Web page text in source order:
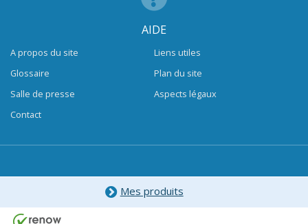
AIDE
A propos du site
Glossaire
Salle de presse
Contact
Liens utiles
Plan du site
Aspects légaux
Mes produits